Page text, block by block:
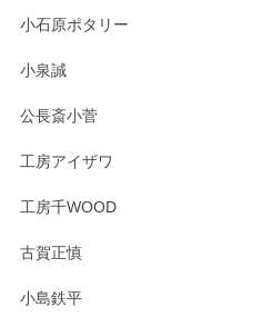
小石原ポタリー
小泉誠
公長斎小菅
工房アイザワ
工房千WOOD
古賀正慎
小島鉄平